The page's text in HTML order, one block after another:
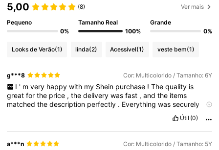
5,00 (8) Ver mais
Pequeno
0%
Tamanho Real
100%
Grande
0%
Looks de Verão(1) linda(2) Acessível(1) veste bem(1)
g***8 Cor: Multicolorido / Tamanho: 6Y
I ' m very happy with my Shein purchase ! The quality is
greatforthe price ,thedeliverywasfast ,andthe items
matchedthedescription perfectly . Everythingwassecurely
Útil (0)
a***n Cor: Multicolorido / Tamanho: 5Y